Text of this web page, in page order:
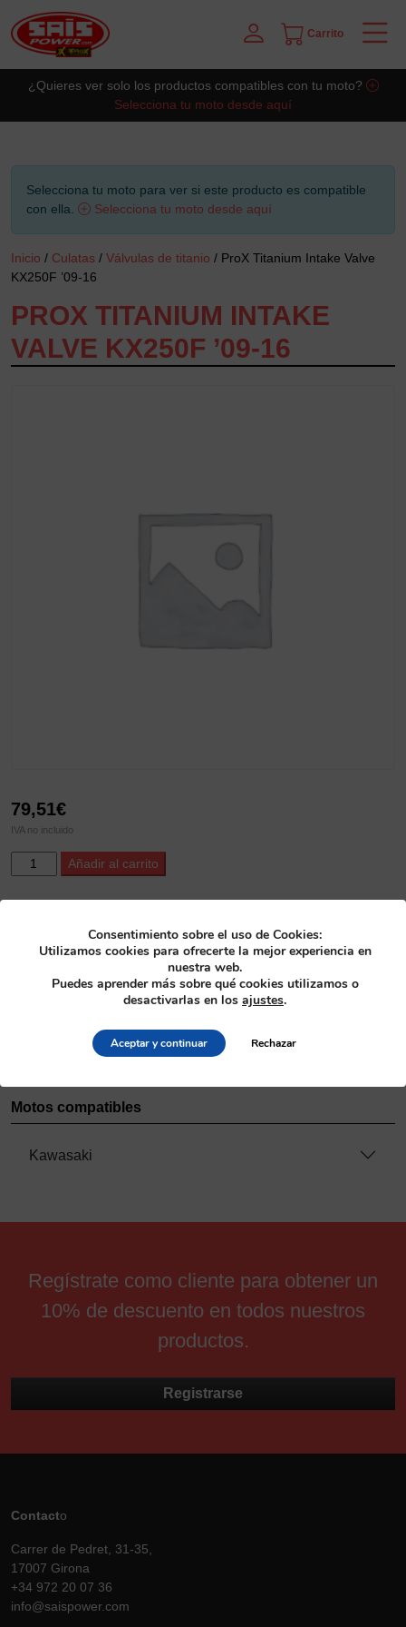
Carrito
¿Quieres ver solo los productos compatibles con tu moto?
Selecciona tu moto desde aquí
Selecciona tu moto para ver si este producto es compatible
con ella.
Selecciona tu moto desde aquí
Inicio / Culatas / Válvulas de titanio / ProX Titanium Intake Valve
KX250F ’09-16
PROX TITANIUM INTAKE
VALVE KX250F ’09-16
79,51€
IVA no incluido
ProX
Titanium
Intake
Añadir al carrito
Válvulas de titanio
Motos compatibles
Kawasaki
Regístrate como cliente para obtener un
10% de descuento en todos nuestros
productos.
Registrarse
Contacto
Carrer de Pedret, 31-35,
17007 Girona
+34 972 20 07 36
info@saispower.com
Consentimiento sobre el uso de Cookies:
Utilizamos cookies para ofrecerte la mejor experiencia en
nuestra web.
Puedes aprender más sobre qué cookies utilizamos o
desactivarlas en los ajustes.
Aceptar y continuar Rechazar